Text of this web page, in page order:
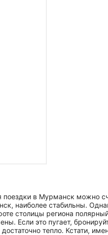
в Мурманск можно
наиболее стабильны.
столицы региона
Если это пугает,
тепло. Кстати,